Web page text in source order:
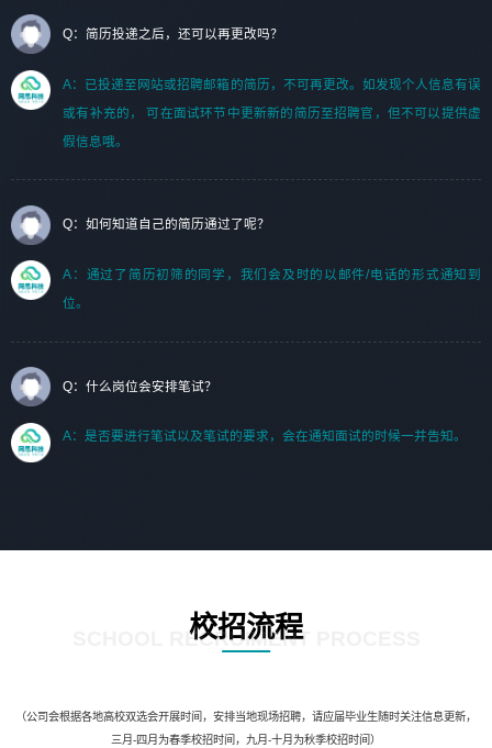
Q：简历投递之后，还可以再更改吗？
A：已投递至网站或招聘邮箱的简历，不可再更改。如发现个人信息有误
或有补充的， 可在面试环节中更新新的简历至招聘官，但不可以提供虚
假信息哦。
Q：如何知道自己的简历通过了呢？
A：通过了简历初筛的同学，我们会及时的以邮件/电话的形式通知到
位。
Q：什么岗位会安排笔试？
A：是否要进行笔试以及笔试的要求，会在通知面试的时候一并告知。
校招流程
SCHOOL RECRUIMENT PROCESS
（公司会根据各地高校双选会开展时间，安排当地现场招聘，请应届毕业生随时关注信息更新，
三月-四月为春季校招时间，九月-十月为秋季校招时间）